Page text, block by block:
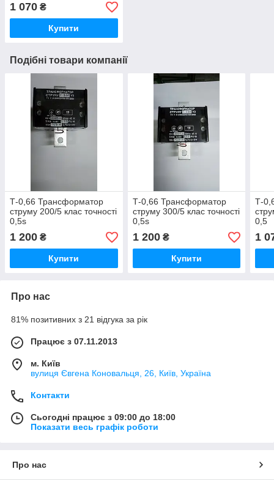
1 070 ₴
Купити
Подібні товари компанії
Т-0,66 Трансформатор
струму 200/5 клас точності
0,5s
1 200 ₴
Купити
Т-0,66 Трансформатор
струму 300/5 клас точності
0,5s
1 200₴
Купити
Т-
0,5
1
Про нас
81% позитивних з 21 відгука за рік
Працює з 07.11.2013
м. Київ
вулиця Євгена Коновальця, 26, Київ, Україна
Контакти
Сьогодні працює з 09:00 до 18:00
Показати весь графік роботи
Про нас